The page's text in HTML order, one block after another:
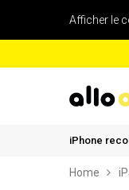
Afficher le
iPhone
Home